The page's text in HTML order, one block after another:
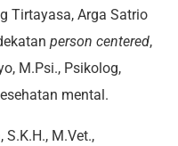
Tirtayasa, Arga Satrio
person centered,
M.Psi., Psikolog,
mental.
M.Vet.,